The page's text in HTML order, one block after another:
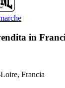
in
Francia